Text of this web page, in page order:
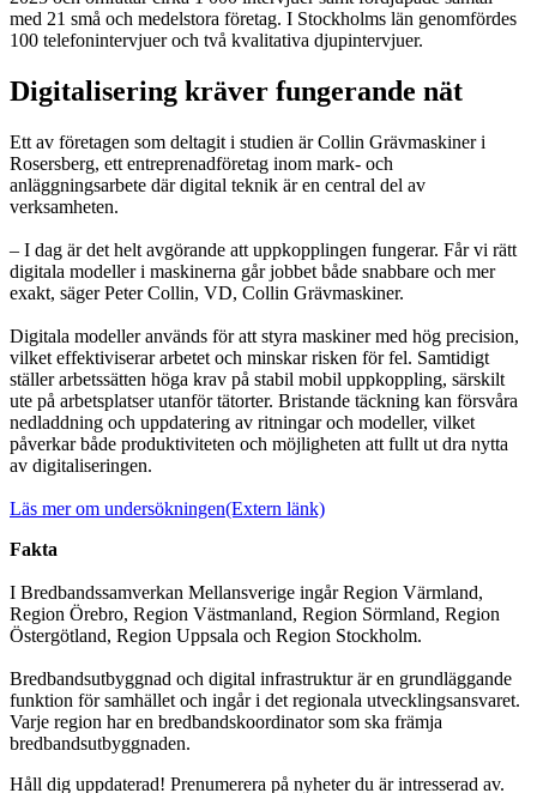
med 21 små och medelstora företag. I Stockholms län genomfördes
100 telefonintervjuer och två kvalitativa djupintervjuer.
Digitalisering kräver fungerande nät
Ett av företagen som deltagit i studien är Collin Grävmaskiner i
Rosersberg, ett entreprenadföretag inom mark- och
anläggningsarbete där digital teknik är en central del av
verksamheten.
– I dag är det helt avgörande att uppkopplingen fungerar. Får vi rätt
digitala modeller i maskinerna går jobbet både snabbare och mer
exakt, säger Peter Collin, VD, Collin Grävmaskiner.
Digitala modeller används för att styra maskiner med hög precision,
vilket effektiviserar arbetet och minskar risken för fel. Samtidigt
ställer arbetssätten höga krav på stabil mobil uppkoppling, särskilt
ute på arbetsplatser utanför tätorter. Bristande täckning kan försvåra
nedladdning och uppdatering av ritningar och modeller, vilket
påverkar både produktiviteten och möjligheten att fullt ut dra nytta
av digitaliseringen.
Läs mer om undersökningen(Extern länk)
Fakta
I Bredbandssamverkan Mellansverige ingår Region Värmland,
Region Örebro, Region Västmanland, Region Sörmland, Region
Östergötland, Region Uppsala och Region Stockholm.
Bredbandsutbyggnad och digital infrastruktur är en grundläggande
funktion för samhället och ingår i det regionala utvecklingsansvaret.
Varje region har en bredbandskoordinator som ska främja
bredbandsutbyggnaden.
Håll dig uppdaterad! Prenumerera på nyheter du är intresserad av.